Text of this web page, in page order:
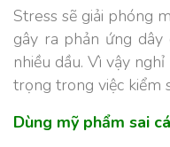
Stress sẽ giải phóng
gây ra phản ứng dây
nhiều dầu. Vì vậy
trọng trong việc kiểm
Dùng mỹ phẩm sai